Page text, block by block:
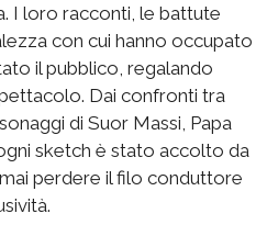
I loro racconti, le battute
con cui hanno occupato
il pubblico, regalando
Dai confronti tra
di Suor Massi, Papa
sketch è stato accolto da
perdere il filo conduttore